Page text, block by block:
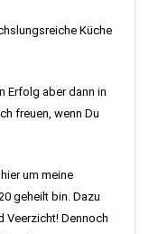
Küche
Erfolg aber dann in
freuen, wenn Du
um meine
geheilt bin. Dazu
Veerzicht! Dennoch